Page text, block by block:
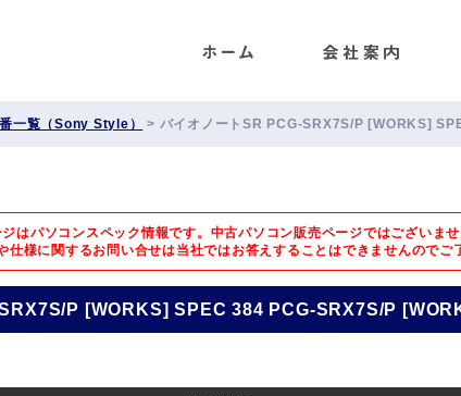
一覧（Sony Style） > バイオノートSR PCG-SRX7S/P [WORKS]
はパソコンスペック情報です。中古パソコン販売ページではございま
仕様に関するお問い合せは当社ではお答えすることはできませんのでご
P [WORKS] SPEC 384 PCG-SRX7S/P